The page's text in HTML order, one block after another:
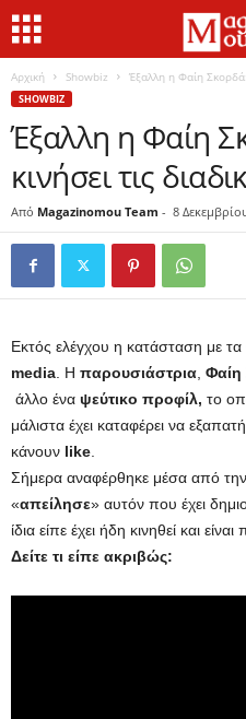
Αρχική Showbiz Έξαλλη η Φαίη Σκορδά:
SHOWBIZ
Έξαλλη η Φαίη
κινήσει τις
Από Magazinomou Team - 8
Εκτός ελέγχου η κατάσταση με τα
media . Η παρουσιάστρια Φαίη
άλλο ένα ψεύτικο προφίλ, το
μάλιστα έχει καταφέρει να
κάνουν like
Σήμερα αναφέρθηκε μέσα από
«απείλησε» αυτόν που έχει
ίδια είπε έχει ήδη κινηθεί και
Δείτε τι είπε ακριβώς: